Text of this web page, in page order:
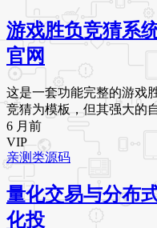
游戏胜负竞猜系
官网
这是一套功能完整的游戏
竞猜为模板，但其强大的
6 月前
VIP
亲测类源码
量化交易与分布
化投